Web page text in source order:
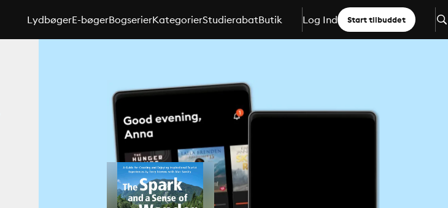
LydbøgerE-bøgerBogserierKategorierStudierabatButik Log Ind Start tilbuddet